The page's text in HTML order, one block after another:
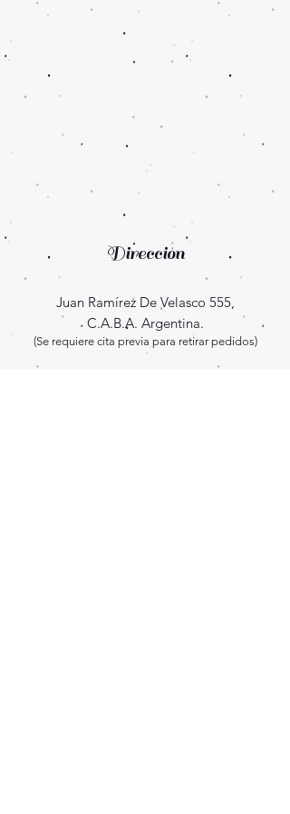
Dirección
Juan Ramírez De Velasco 555,
C.A.B.A. Argentina.
(Se requiere cita previa para retirar pedidos)